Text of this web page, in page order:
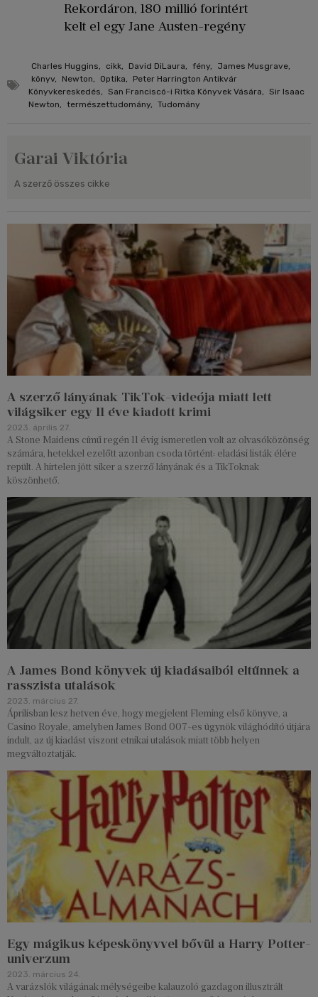
Rekordáron, 180 millió forintért
kelt el egy Jane Austen-regény
Charles Huggins, cikk, David DiLaura, fény, James Musgrave,
könyv, Newton, Optika,
Peter Harrington Antikvár
Könyvkereskedés, San Franciscó-i Ritka Könyvek Vására, Sir Isaac
Newton, természettudomány, Tudomány
Garai Viktória
A szerző összes cikke
A szerző lányának TikTok-videója miatt lett
világsiker egy 11 éve kiadott krimi
2023. április 27.
A Stone Maidens című regén 11 évig ismeretlen volt az olvasóközönség
számára, hetekkel ezelőtt azonban csoda történt: eladási listák élére
repült. A hirtelen jött siker a szerző lányának és a TikToknak
köszönhető.
A James Bond könyvek új kiadásaiból eltűnnek a
rasszista utalások
2023. március 27.
Áprilisban lesz hetven éve, hogy megjelent Fleming első könyve, a
Casino Royale, amelyben James Bond 007-es ügynök világhódító útjára
indult, az új kiadást viszont etnikai utalások miatt több helyen
megváltoztatják.
Egy mágikus képeskönyvvel bővül a Harry Potter-
univerzum
2023. március 24.
A varázslók világának mélységeibe kalauzoló gazdagon illusztrált